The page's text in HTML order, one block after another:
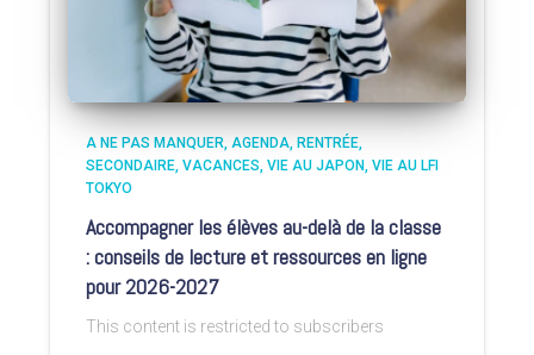
A NE PAS MANQUER AGENDA RENTRÉE
SECONDAIRE VACANCES VIE AU JAPON VIE AU LFI
TOKYO
Accompagner les élèves au-delà de la classe
: conseils de lecture et ressources en ligne
pour 2026-2027
This content is restricted to subscribers